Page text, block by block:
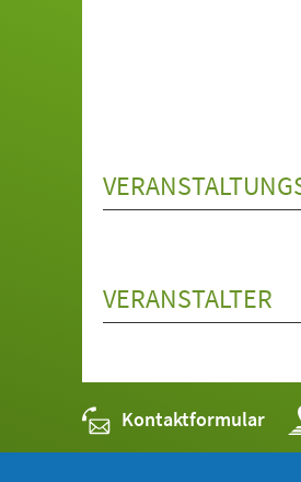
VERANSTALTER
Kontaktformular